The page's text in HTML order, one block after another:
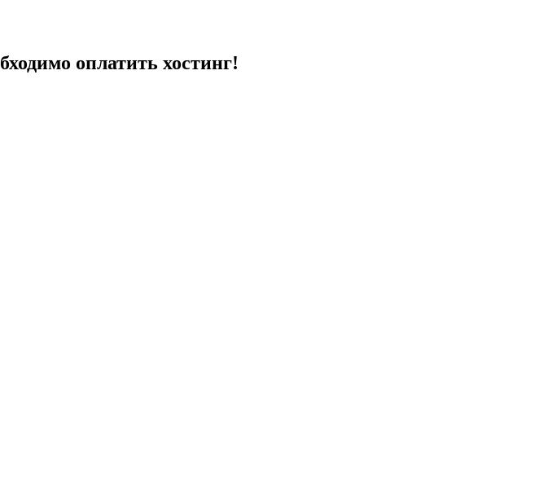
оплатить хостинг!